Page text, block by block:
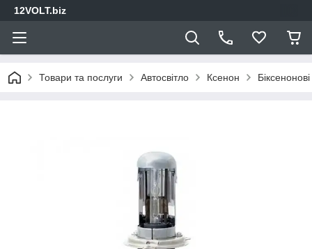
12VOLT.biz
Товари та послуги Автосвітло Ксенон